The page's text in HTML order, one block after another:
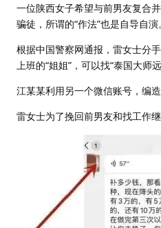
一位陕西女子希望与前男友复合
骗徒，所谓的“作法”也是自导自演。
根据中国警察网通报，雷女士分
上班的“姐姐”，可以找“泰国大师
江某某利用另一个微信账号，编
雷女士为了挽回前男友和找工作